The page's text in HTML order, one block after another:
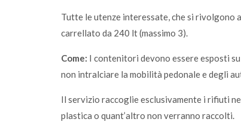
Tutte le utenze interessate, che si rivolgono
carrellato da 240 lt (massimo 3).
Come: I contenitori devono essere esposti
non intralciare la mobilità pedonale e degli
Il servizio raccoglie esclusivamente i rifiuti
plastica o quant’altro non verranno raccolti.